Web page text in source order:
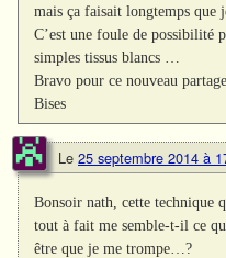
mais ça faisait longtemps que
C’est une foule de possibilité
simples tissus blancs …
Bravo pour ce nouveau
Bises
Le 25 septembre 2014 à
Bonsoir nath, cette technique
tout à fait me semble-t-il ce
être que je me trompe…?